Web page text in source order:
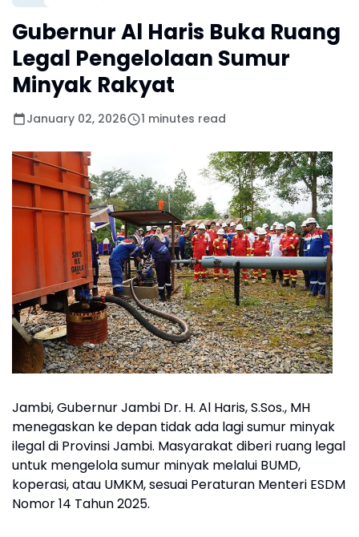
Gubernur Al Haris Buka Ruang
Legal Pengelolaan Sumur
Minyak Rakyat
January 02, 2026 1 minutes read
Jambi, Gubernur Jambi Dr. H. Al Haris, S.Sos., MH
menegaskan ke depan tidak ada lagi sumur minyak
ilegal di Provinsi Jambi. Masyarakat diberi ruang legal
untuk mengelola sumur minyak melalui BUMD,
koperasi, atau UMKM, sesuai Peraturan Menteri ESDM
Nomor 14 Tahun 2025.